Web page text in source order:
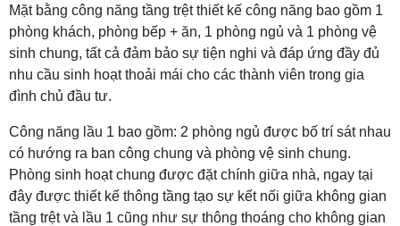
Mặt bằng công năng tầng trệt thiết kế công năng bao gồm 1
phòng khách, phòng bếp + ăn, 1 phòng ngủ và 1 phòng vệ
sinh chung, tất cả đảm bảo sự tiện nghi và đáp ứng đầy đủ
nhu cầu sinh hoạt thoải mái cho các thành viên trong gia
đình chủ đầu tư.
Công năng lầu 1 bao gồm: 2 phòng ngủ được bố trí sát nhau
có hướng ra ban công chung và phòng vệ sinh chung.
Phòng sinh hoạt chung được đặt chính giữa nhà, ngay tại
đây được thiết kế thông tầng tạo sự kết nối giữa không gian
tầng trệt và lầu 1 cũng như sự thông thoáng cho không gian